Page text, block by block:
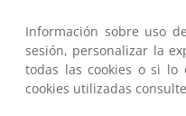
Información sobre uso
sesión, personalizar la
todas las cookies o si lo
cookies utilizadas